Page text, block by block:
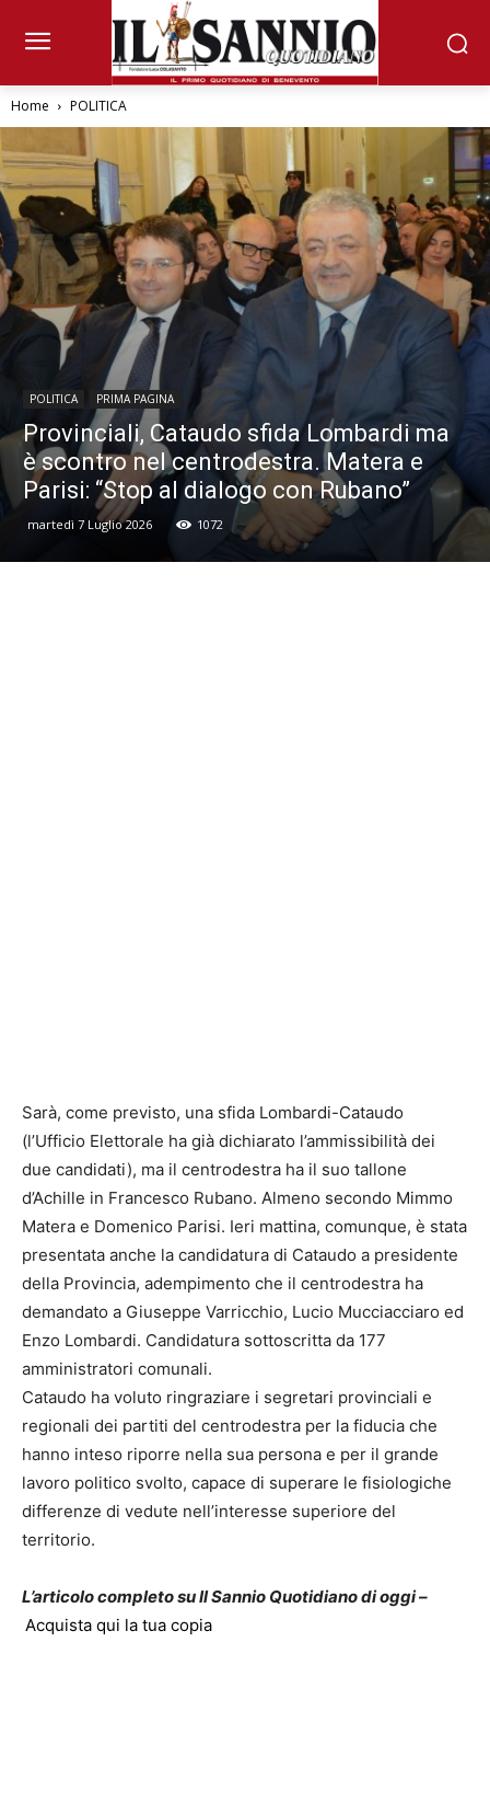
Home POLITICA
POLITICA PRIMA PAGINA
Provinciali, Cataudo sfida Lombardi ma
è scontro nel centrodestra. Matera e
Parisi: “Stop al dialogo con Rubano”
martedì 7 Luglio 2026 1072
Sarà, come previsto, una sfida Lombardi-Cataudo
(l’Ufficio Elettorale ha già dichiarato l’ammissibilità dei
due candidati), ma il centrodestra ha il suo tallone
d’Achille in Francesco Rubano. Almeno secondo Mimmo
Matera e Domenico Parisi. Ieri mattina, comunque, è stata
presentata anche la candidatura di Cataudo a presidente
della Provincia, adempimento che il centrodestra ha
demandato a Giuseppe Varricchio, Lucio Mucciacciaro ed
Enzo Lombardi. Candidatura sottoscritta da 177
amministratori comunali.
Cataudo ha voluto ringraziare i segretari provinciali e
regionali dei partiti del centrodestra per la fiducia che
hanno inteso riporre nella sua persona e per il grande
lavoro politico svolto, capace di superare le fisiologiche
differenze di vedute nell’interesse superiore del
territorio.
L’articolo completo su Il Sannio Quotidiano di oggi –
Acquista qui la tua copia